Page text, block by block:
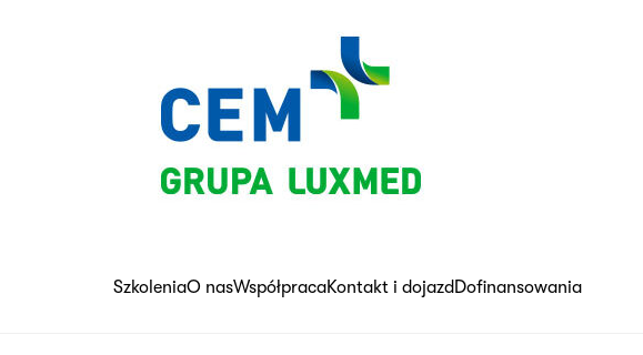
SzkoleniaO nasWspółpracaKontakt i dojazd Dofinansowania